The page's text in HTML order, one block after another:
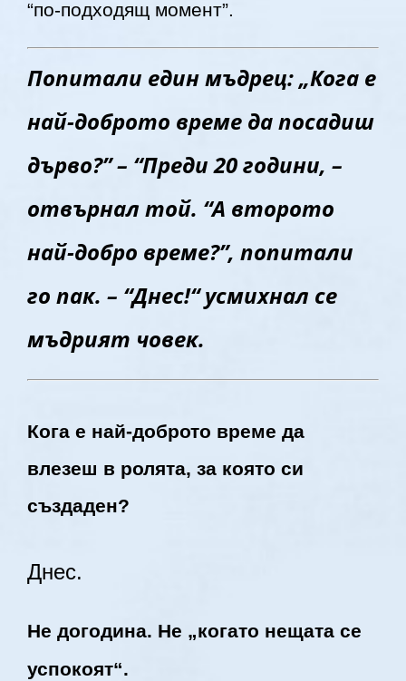
“по-подходящ момент”.
Попитали един мъдрец: „Кога е
най-доброто време да посадиш
дърво?” – “Преди 20 години, –
отвърнал той. “А второто
най-добро време?”, попитали
го пак. – “Днес!“ усмихнал се
мъдрият човек.
Кога е най-доброто време да
влезеш в ролята, за която си
създаден?
Днес.
Не догодина. Не „когато нещата се
успокоят“.